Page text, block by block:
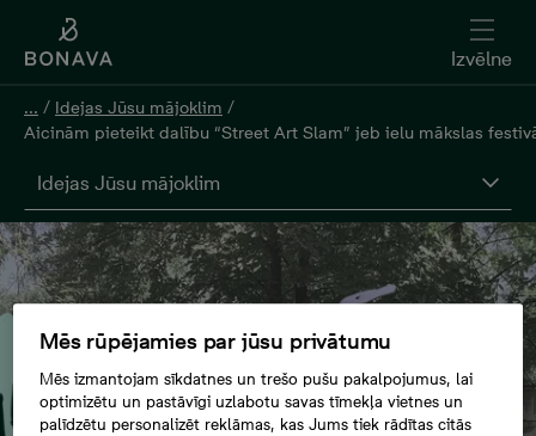
Izvēlne
... / Idejas Jūsu mājoklim /
Aicinām pieteikt dalību “Street Art Slam” jeb ielu mākslas
Idejas Jūsu mājoklim
Mēs rūpējamies par jūsu privātumu
Mēs izmantojam sīkdatnes un trešo pušu pakalpojumus, lai
optimizētu un pastāvīgi uzlabotu savas tīmekļa vietnes un
palīdzētu personalizēt reklāmas, kas Jums tiek rādītas citās